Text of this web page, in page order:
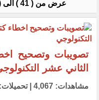
عرض من ( 41 ) الى ( 60 ) من أصل ( 362 ) سجل
تصويبات وتصحيح
الثاني عشر
مشاهدات: 4,067 | تحميلات: 684 | 13/03/2019 07:37 pm